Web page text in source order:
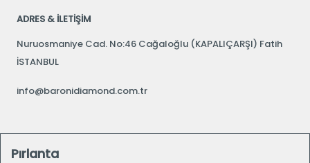
ADRES & İLETİŞİM
Nuruosmaniye Cad. No:46 Cağaloğlu (KAPALIÇARŞI) Fatih
İSTANBUL
info@baronidiamond.com.tr
Pırlanta